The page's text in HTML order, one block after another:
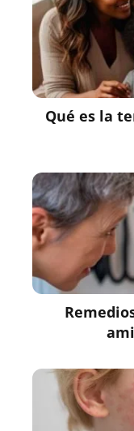
Qué es la